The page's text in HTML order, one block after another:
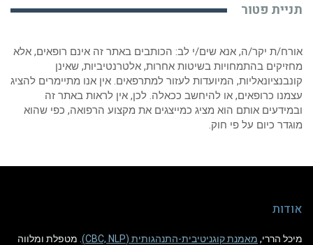
תניית פטור
אורח/ת יקר/ה, אנא שים/י לב: הכותבים באתר זה אינם רופאים, אלא
מחזיקים בהתמחויות בשיטות אחרות, אלטרנטיביות, שאינן
קונבנציונאליות, המיועדות לעזור למתרפאים. אין אנו מתיימרים להציג
עצמנו כרופאים, או להיחשב ככאלה. לכן, אין לראות באתר זה
ובמידעים אותם הוא מציג כמייצגים את מקצוע הרפואה, כפי שהוא
מוגדר כיום על פי חוק.
אודות
מיכל הררי, מאמנת קוגניטיבית-התנהגותית (CBC, NLP)
. מטפלת ומלווה